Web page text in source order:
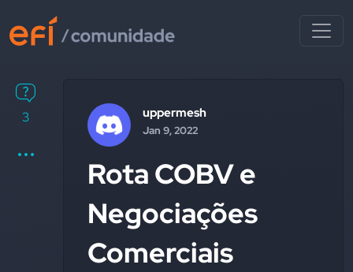
3 uppermesh
Jan 9, 2022
Rota COBV e
Negociações
Comerciais